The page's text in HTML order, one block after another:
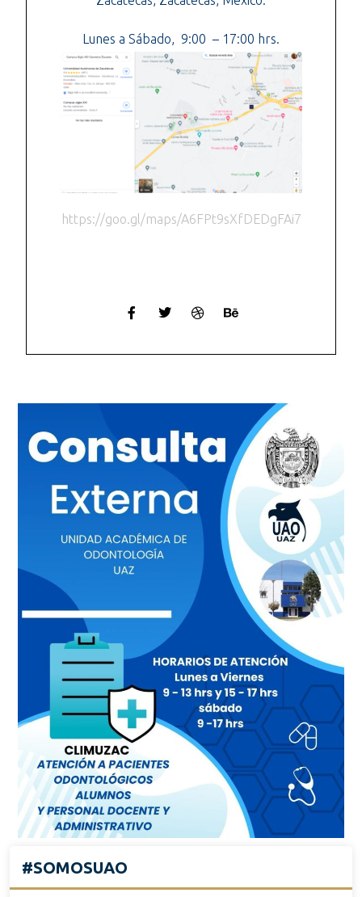
Lunes a Sábado, 9:00 – 17:00 hrs.
https://goo.gl/maps/A6FPt9sXfDEDgFAi7
#SOMOSUAO